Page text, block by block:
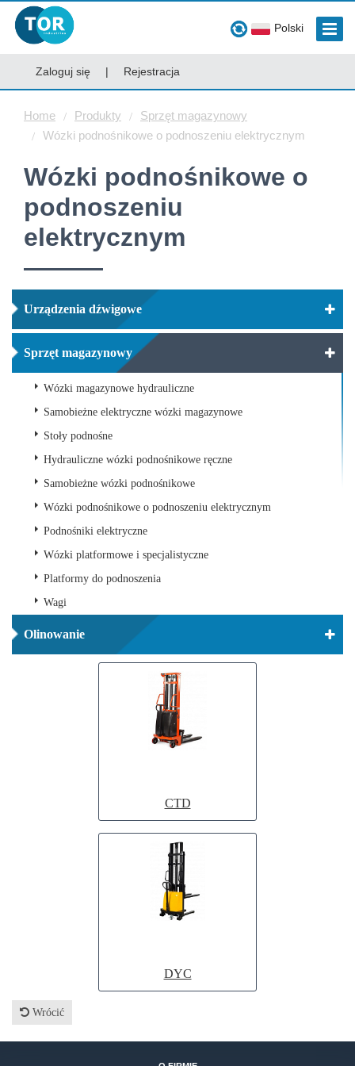
Polski
Zaloguj się | Rejestracja
Home Produkty
Sprzęt magazynowy
Wózki podnośnikowe o podnoszeniu elektrycznym
Wózki podnośnikowe o
podnoszeniu
elektrycznym
Urządzenia dźwigowe
Sprzęt magazynowy
Wózki magazynowe hydrauliczne
Samobieżne elektryczne wózki magazynowe
Stoły podnośne
Hydrauliczne wózki podnośnikowe ręczne
Samobieżne wózki podnośnikowe
Wózki podnośnikowe o podnoszeniu elektrycznym
Podnośniki elektryczne
Wózki platformowe i specjalistyczne
Platformy do podnoszenia
Wagi
Olinowanie
CTD
DYC
Wrócić